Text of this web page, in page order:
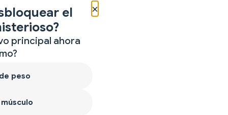
×
el
principal ahora
peso